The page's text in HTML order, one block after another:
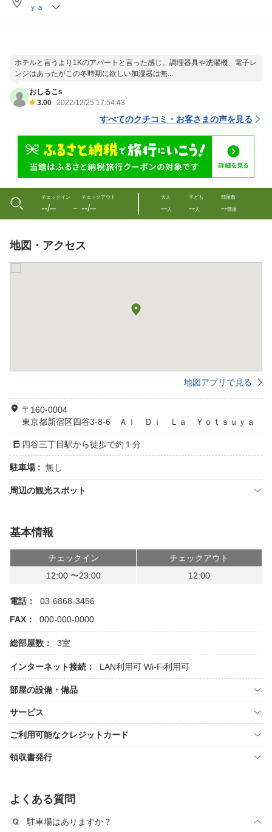
ｙａ
ホテルと言うより1Kのアパートと言った感じ。調理器具や洗濯機、電子レ
ンジはあったがこの冬時期に欲しい加湿器は無...
おしるこs
3.00 2022/12/25 17:54:43
すべてのクチコミ・お客さまの声を見る
チェックイン
--/-- 〜
チェックアウト
--/--
大人
--人
子ども
--人
部屋数
--部屋
地図・アクセス
地図アプリで見る
〒160-0004
東京都新宿区四谷3-8-6 Ａｌ Ｄｉ Ｌａ Ｙｏｔｓｕｙａ
四谷三丁目駅から徒歩で約１分
駐車場 : 無し
周辺の観光スポット
基本情報
チェックイン
チェックアウト
12:00 〜23:00
12:00
電話：
03-6868-3456
FAX：
000-000-0000
総部屋数： 3室
インターネット接続： LAN利用可 Wi-Fi利用可
部屋の設備・備品
サービス
ご利用可能なクレジットカード
領収書発行
よくある質問
駐車場はありますか？